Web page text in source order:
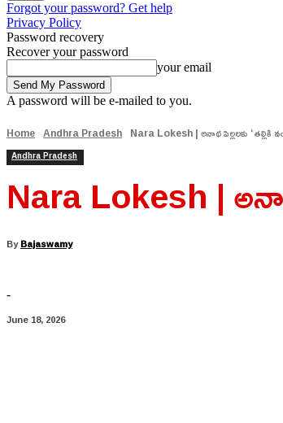
Forgot your password? Get help
Privacy Policy
Password recovery
Recover your password
your email
A password will be e-mailed to you.
Home Andhra Pradesh Nara Lokesh | అనాథ పిల్లలకు ‘తల్లికి
Andhra Pradesh
Nara Lokesh |
ByBajaswamy
-
June 18, 2026